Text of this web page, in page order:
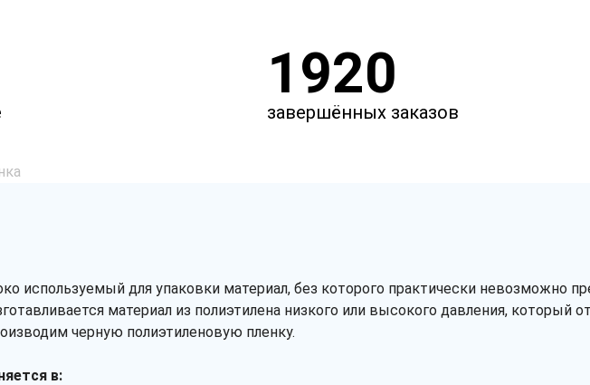
1920
завершённых заказов
используемый для упаковки материал, без которого практически невозможно
материал из полиэтилена низкого или высокого давления, который
черную полиэтиленовую пленку.
в: